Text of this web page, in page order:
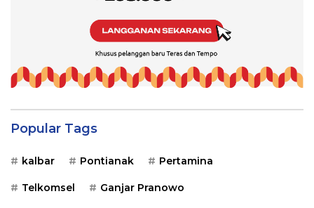
Popular Tags
kalbar Pontianak Pertamina
Telkomsel Ganjar Pranowo